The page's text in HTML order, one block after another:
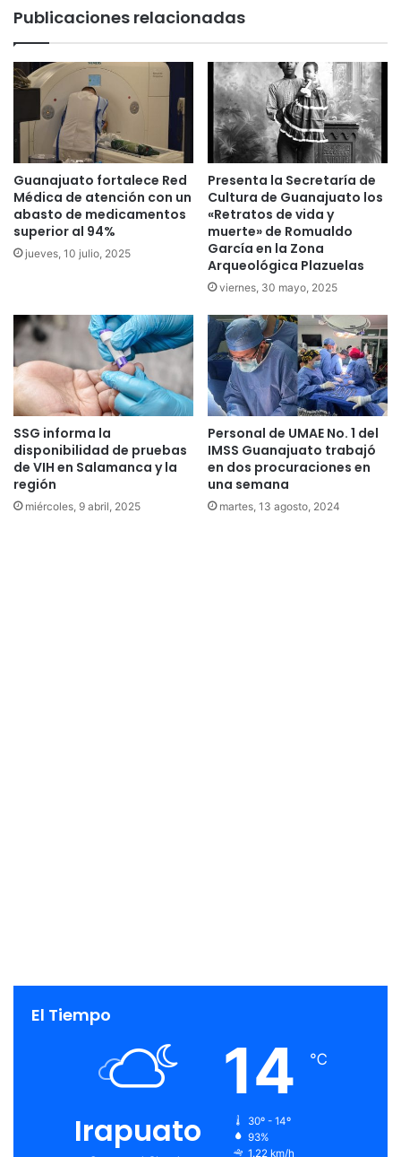
Publicaciones relacionadas
Guanajuato fortalece Red
Médica de atención con un
abasto de medicamentos
superior al 94%
jueves, 10 julio, 2025
Presenta la Secretaría de
Cultura de Guanajuato los
«Retratos de vida y
muerte» de Romualdo
García en la Zona
Arqueológica Plazuelas
viernes, 30 mayo, 2025
SSG informa la
disponibilidad de pruebas
de VIH en Salamanca y la
región
miércoles, 9 abril, 2025
Personal de UMAE No. 1 del
IMSS Guanajuato trabajó
en dos procuraciones en
una semana
martes, 13 agosto, 2024
El Tiempo
Irapuato
14 ℃
30º - 14º
93%
1.22 km/h